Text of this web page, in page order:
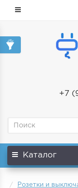
+7
Каталог
Розетки и